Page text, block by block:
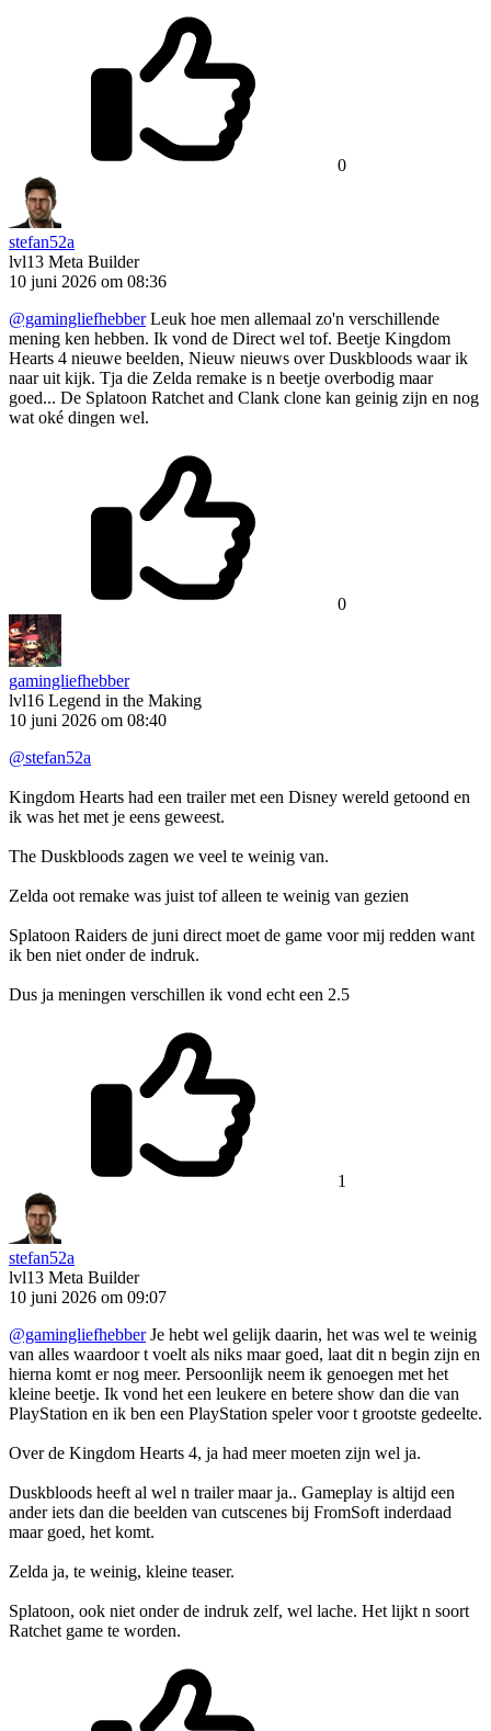
0
stefan52a
lvl13 Meta Builder
10 juni 2026 om 08:36
@gamingliefhebberLeuk hoe men allemaal zo'n verschillende
mening ken hebben. Ik vond de Direct wel tof. Beetje Kingdom
Hearts 4 nieuwe beelden, Nieuw nieuws over Duskbloods waar ik
naar uit kijk. Tja die Zelda remake is n beetje overbodig maar
goed... De Splatoon Ratchet and Clank clone kan geinig zijn en nog
wat oké dingen wel.
0
gamingliefhebber
lvl16 Legend in the Making
10 juni 2026 om 08:40
@stefan52a
Kingdom Hearts had een trailer met een Disney wereld getoond en
ik was het met je eens geweest.
The Duskbloods zagen we veel te weinig van.
Zelda oot remake was juist tof alleen te weinig van gezien
Splatoon Raiders de juni direct moet de game voor mij redden want
ik ben niet onder de indruk.
Dus ja meningen verschillen ik vond echt een 2.5
1
stefan52a
lvl13 Meta Builder
10 juni 2026 om 09:07
@gamingliefhebberJe hebt wel gelijk daarin, het was wel te weinig
van alles waardoor t voelt als niks maar goed, laat dit n begin zijn en
hierna komt er nog meer. Persoonlijk neem ik genoegen met het
kleine beetje. Ik vond het een leukere en betere show dan die van
PlayStation en ik ben een PlayStation speler voor t grootste gedeelte.
Over de Kingdom Hearts 4, ja had meer moeten zijn wel ja.
Duskbloods heeft al wel n trailer maar ja.. Gameplay is altijd een
ander iets dan die beelden van cutscenes bij FromSoft inderdaad
maar goed, het komt.
Zelda ja, te weinig, kleine teaser.
Splatoon, ook niet onder de indruk zelf, wel lache. Het lijkt n soort
Ratchet game te worden.